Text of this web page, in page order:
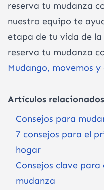
reserva tu mudanza
nuestro equipo te
etapa de tu vida de
reserva tu mudanza
Mudango, movemos
Artículos relacionados
Consejos para
7 consejos para el
hogar
Consejos clave
mudanza